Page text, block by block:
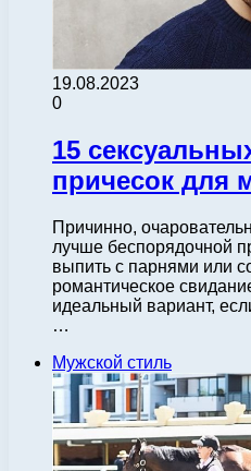
19.08.2023
0
15
причесок для
Причинно,
лучше беспорядочной
выпить с парнями или
романтическое
идеальный вариант,
…
Мужской стиль